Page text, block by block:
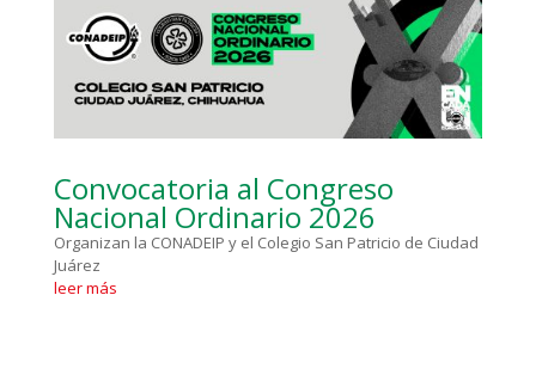
Convocatoria al Congreso
Nacional Ordinario 2026
Organizan la CONADEIP y el Colegio San Patricio de Ciudad
Juárez
leer más